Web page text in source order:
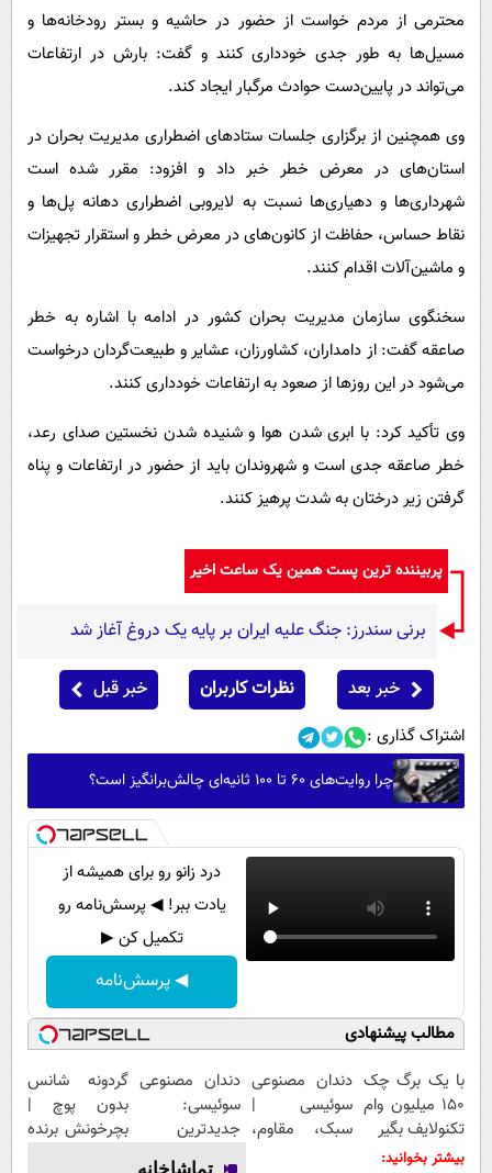
محترمی از مردم خواست از حضور در حاشیه و بستر رودخانه‌ها و
مسیل‌ها به طور جدی خودداری کنند و گفت: بارش در ارتفاعات
می‌تواند در پایین‌دست حوادث مرگبار ایجاد کند.
وی همچنین از برگزاری جلسات ستادهای اضطراری مدیریت بحران در
استان‌های در معرض خطر خبر داد و افزود: مقرر شده است
شهرداری‌ها و دهیاری‌ها نسبت به لایروبی اضطراری دهانه پل‌ها و
نقاط حساس، حفاظت از کانون‌های در معرض خطر و استقرار تجهیزات
و ماشین‌آلات اقدام کنند.
سخنگوی سازمان مدیریت بحران کشور در ادامه با اشاره به خطر
صاعقه گفت: از دامداران، کشاورزان، عشایر و طبیعت‌گردان درخواست
می‌شود در این روزها از صعود به ارتفاعات خودداری کنند.
وی تأکید کرد: با ابری شدن هوا و شنیده شدن نخستین صدای رعد،
خطر صاعقه جدی است و شهروندان باید از حضور در ارتفاعات و پناه
گرفتن زیر درختان به شدت پرهیز کنند.
پربیننده ترین پست همین یک ساعت اخیر
برنی سندرز: جنگ علیه ایران بر پایه یک دروغ آغاز شد
خبر بعد نظرات کاربران خبر قبل
اشتراک گذاری :
چرا روایت‌های ۶۰ تا ۱۰۰ ثانیه‌ای چالش‌برانگیز است؟
درد زانو رو برای همیشه از
یادت ببر! ◀ پرسش‌نامه رو
تکمیل کن ▶
◀ پرسش‌نامه
مطالب پیشنهادی
با یک برگ چک
150 میلیون وام
تکنولایف بگیر
دندان مصنوعی
سوئیسی |
سبک، مقاوم،
دندان مصنوعی
سوئیسی:
جدیدترین
فناوری اروپا،
گردونه شانس
بدون پوچ |
بچرخونش برنده
بیشتر بخوانید: تماشاخانه